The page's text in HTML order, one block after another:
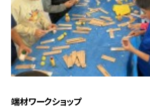
端材ワークショップ